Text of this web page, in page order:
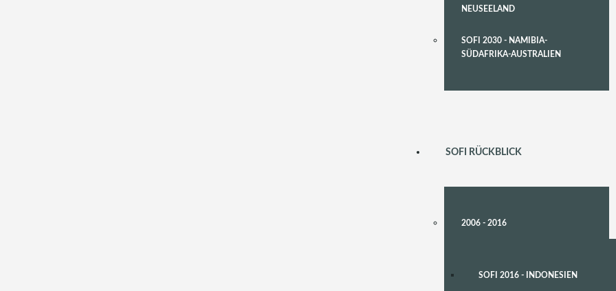
NEUSEELAND
SOFI 2030 - NAMIBIA-
SÜDAFRIKA-AUSTRALIEN
SOFI RÜCKBLICK
2006 - 2016
SOFI 2016 - INDONESIEN